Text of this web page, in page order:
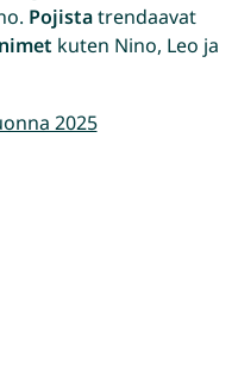
Pojistatrendaavat
kuten Nino, Leo ja
2025